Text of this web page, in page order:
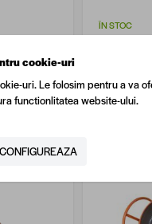
ÎN STOC
cookie-uri
uri. Le folosim pentru a va
functionlitatea website-ului.
CONFIGUREAZA